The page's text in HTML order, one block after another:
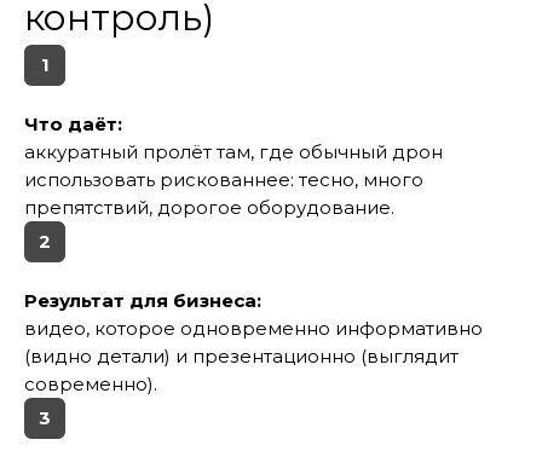
контроль)
1
Что даёт:
аккуратный пролёт там, где обычный дрон
использовать рискованнее: тесно, много
препятствий, дорогое оборудование.
2
Результат для бизнеса:
видео, которое одновременно информативно
(видно детали) и презентационно (выглядит
современно).
3